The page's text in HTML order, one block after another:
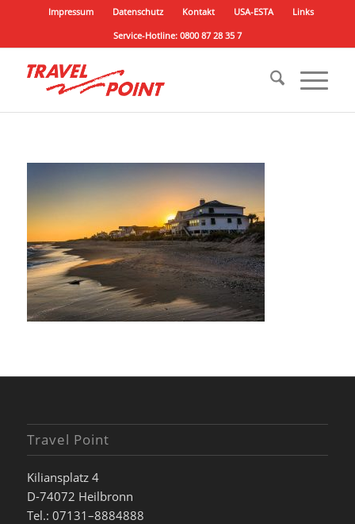
Impressum Datenschutz Kontakt USA-ESTA
Links
Service-Hotline: 0800 87 28 35 7
Travel Point
Kiliansplatz 4
D-74072 Heilbronn
Tel.: 07131–8884888